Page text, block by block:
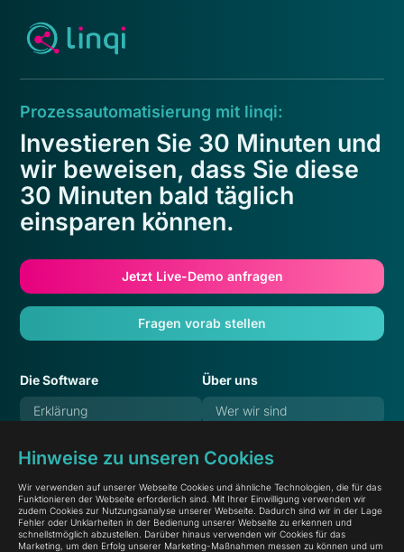
Prozessautomatisierung mit linqi:
Investieren Sie 30 Minuten und
wir beweisen, dass Sie diese
30 Minuten bald täglich
einsparen können.
Jetzt Live-Demo anfragen
Fragen vorab stellen
Die Software
Erklärung
Referenzen
Preise
Häufige Fragen
Über uns
Wer wir sind
Karriere
Blog
Dokumentation
Hinweise zu unseren Cookies
Wir verwenden auf unserer Webseite Cookies und ähnliche Technologien, die für das
Funktionieren der Webseite erforderlich sind. Mit Ihrer Einwilligung verwenden wir
zudem Cookies zur Nutzungsanalyse unserer Webseite. Dadurch sind wir in der Lage
Fehler oder Unklarheiten in der Bedienung unserer Webseite zu erkennen und
schnellstmöglich abzustellen. Darüber hinaus verwenden wir Cookies für das
Marketing, um den Erfolg unserer Marketing-Maßnahmen messen zu können und um